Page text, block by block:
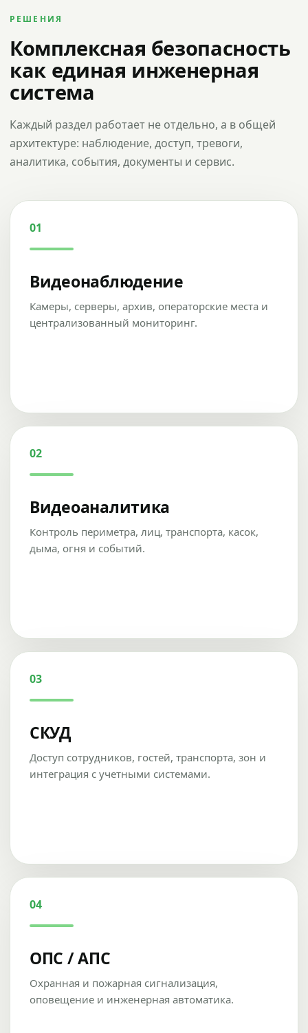
РЕШЕНИЯ
Комплексная безопасность
как единая инженерная
система
Каждый раздел работает не отдельно, а в общей
архитектуре: наблюдение, доступ, тревоги,
аналитика, события, документы и сервис.
01
Видеонаблюдение
Камеры, серверы, архив, операторские места и
централизованный мониторинг.
02
Видеоаналитика
Контроль периметра, лиц, транспорта, касок,
дыма, огня и событий.
03
СКУД
Доступ сотрудников, гостей, транспорта, зон и
интеграция с учетными системами.
04
ОПС / АПС
Охранная и пожарная сигнализация,
оповещение и инженерная автоматика.